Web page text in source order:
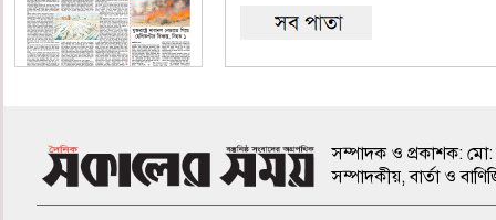
সম্পাদক ও প্রকাশক: মো:
সম্পাদকীয়, বার্তা ও